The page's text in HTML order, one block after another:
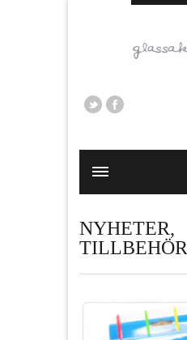
NYHETER,
TILLBEHÖR